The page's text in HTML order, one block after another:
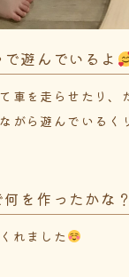
遊んでいるよ
車を走らせたり、
がら遊んでいるく
を作ったかな
れました